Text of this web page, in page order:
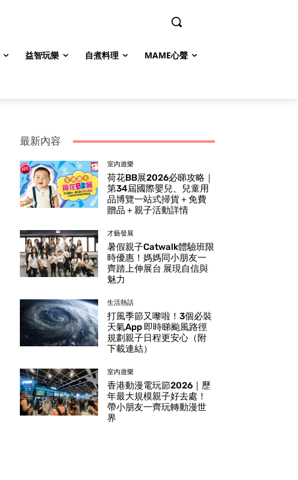
益智玩樂 自煮料理 MAME心聲
最新內容
室內遊樂
荷花BB展2026必睇攻略｜
第34屆國際嬰兒、兒童用
品博覽一站式掃貨＋免費
贈品＋親子活動詳情
才藝發展
暑假親子Catwalk體驗班限
時優惠！媽媽同小朋友一
齊踏上伸展台 展現自信與
魅力
生活熱話
打風季節又嚟啦！3個必裝
天氣App 即時睇颱風路徑
規劃親子日程更安心（附
下載連結）
室內遊樂
香港動漫電玩節2026｜歷
年最大規模親子好去處！
帶小朋友一齊玩轉動漫世
界